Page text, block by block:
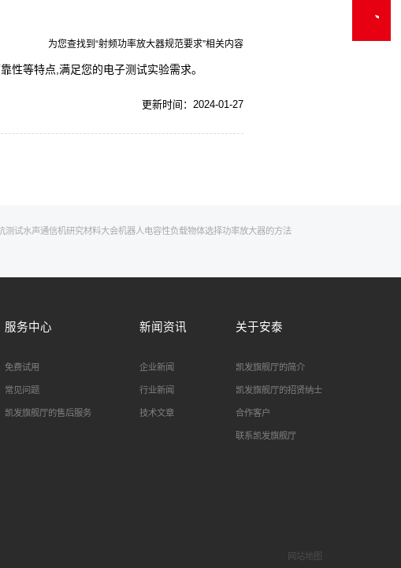
为您查找到“射频功率放大器规范要求”相关内容
性等特点,满足您的电子测试实验需求。
更新时间：2024-01-27
测试水声通信机研究材料大会机器人 电容性负载物体选择功率放大器的方法
服务中心
免费试用
常见问题
凯发旗舰厅的售后服务
新闻资讯
企业新闻
行业新闻
技术文章
关于安泰
凯发旗舰厅的简介
凯发旗舰厅的招贤纳士
合作客户
联系凯发旗舰厅
网站地图